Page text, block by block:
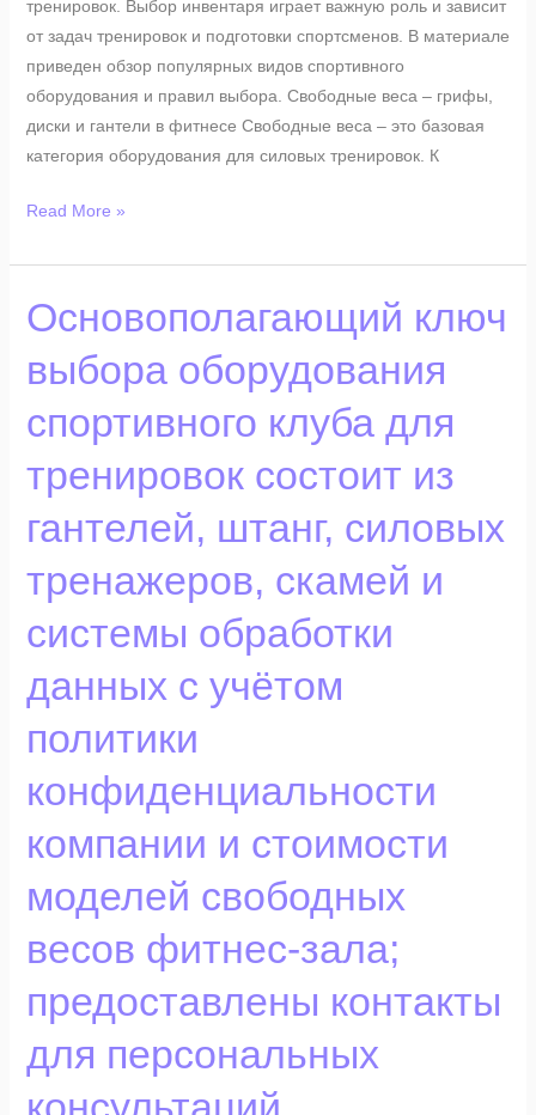
тренировок. Выбор инвентаря играет важную роль и зависит
от задач тренировок и подготовки спортсменов. В материале
приведен обзор популярных видов спортивного
оборудования и правил выбора. Свободные веса – грифы,
диски и гантели в фитнесе Свободные веса – это базовая
категория оборудования для силовых тренировок. К
для
тренажерного
зала
Read More »
Основополагающий ключ
выбора оборудования
спортивного клуба для
тренировок состоит из
гантелей, штанг, силовых
тренажеров, скамей и
системы обработки
данных с учётом
политики
конфиденциальности
компании и стоимости
моделей свободных
весов фитнес-зала;
предоставлены контакты
для персональных
Основополагающий
ключ
выбора
оборудования
спортивного
для
состоит
из
гантелей,
штанг,
тренажеров,
и
системы
обработки
данных
учётом
конфиденциальности
компании
и
стоимости
моделей